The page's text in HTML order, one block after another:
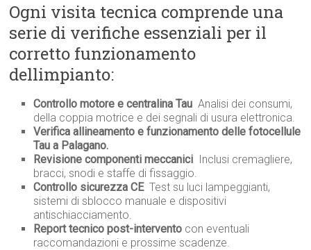
Ogni visita tecnica comprende una
serie di verifiche essenziali per il
corretto funzionamento
dellimpianto:
Controllo motore e centralina Tau  Analisi dei consumi,
della coppia motrice e dei segnali di usura elettronica.
Verifica allineamento e funzionamento delle fotocellule
Tau a Palagano.
Revisione componenti meccanici  Inclusi cremagliere,
bracci, snodi e staffe di fissaggio.
Controllo sicurezza CE Test su luci lampeggianti,
sistemi di sblocco manuale e dispositivi
antischiacciamento.
Report tecnico post-intervento con eventuali
raccomandazioni e prossime scadenze.